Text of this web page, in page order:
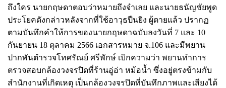
ถึงใคร นายกฤษดาตอบว่าหมายถึงจําเลย และนายธนัญชัยพูด
ประโยคดังกล่าวหลังจากที่ใช้อาวุธปืนยิง ผู้ตายแล้ว ปรากฏ
ตามบันทึกคําให้การของนายกฤษดาฉบับลงวันที่ 7 และ 10
กันยายน 18 ตุลาคม 2566 เอกสารหมาย จ.106 และมีพยาน
ปากพันตํารวจโทศรัณย์ ศรีพักษ์ เบิกความว่า พยานทําการ
ตรวจสอบกล้องวงจรปิดที่ร้านอู่อ่า หม้อน้ำ ซึ่งอยู่ตรงข้ามกับ
สํานักงานที่เกิดเหตุ เป็นกล้องวงจรปิดที่บันทึกภาพและเสียงได้